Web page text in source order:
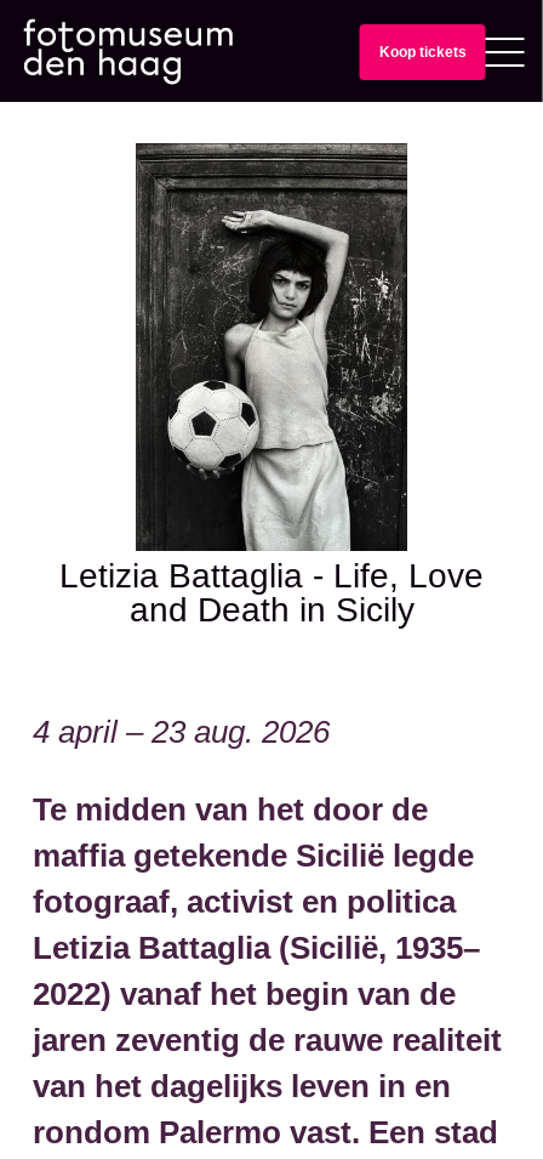
Koop tickets
Letizia Battaglia - Life, Love
and Death in Sicily
4 april – 23 aug. 2026
Te midden van het door de
maffia getekende Sicilië legde
fotograaf, activist en politica
Letizia Battaglia (Sicilië, 1935–
2022) vanaf het begin van de
jaren zeventig de rauwe realiteit
van het dagelijks leven in en
rondom Palermo vast. Een stad